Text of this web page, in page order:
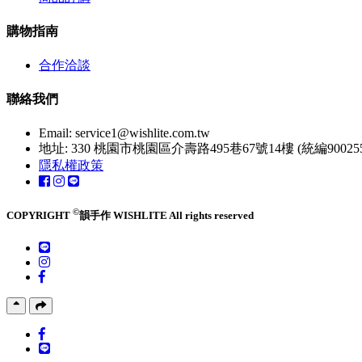
購物指南
合作洽談
聯絡我們
Email: service1@wishlite.com.tw
地址: 330 桃園市桃園區介壽路495巷67號14樓 (統編
隱私權政策
COPYRIGHT ©韻手作 WISHLITE All rights reserved